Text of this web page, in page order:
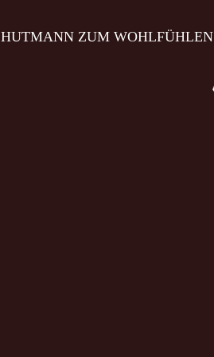
HUTMANN ZUM WOHLFÜHLEN